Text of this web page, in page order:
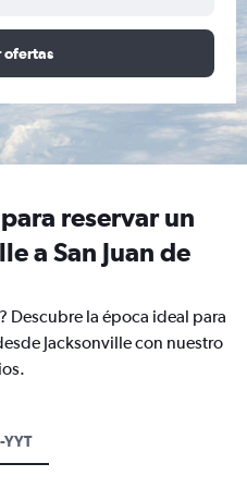
ofertas
reservar un
a San Juan de
Descubre la época ideal para
Jacksonville con nuestro
YYT